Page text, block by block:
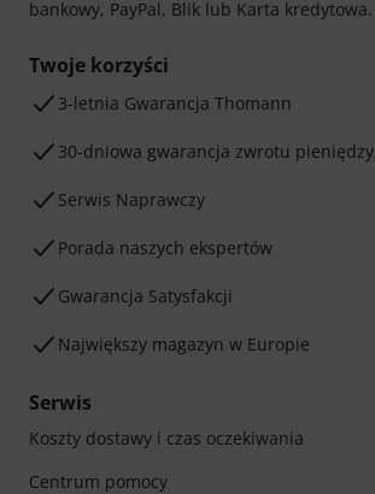
bankowy, PayPal, Blik lub Karta kredytowa.
Twoje korzyści
3-letnia Gwarancja Thomann
30-dniowa gwarancja zwrotu pieniędzy
Serwis Naprawczy
Porada naszych ekspertów
Gwarancja Satysfakcji
Największy magazyn w Europie
Serwis
Koszty dostawy i czas oczekiwania
Centrum pomocy